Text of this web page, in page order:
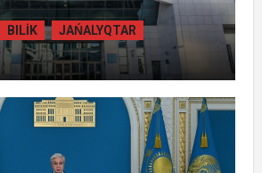
BILİK JAŃALYQTAR
АКТИВТЕР ЕСЕБІНЕН
ТҰРАҚТЫ ГАЗБЕН